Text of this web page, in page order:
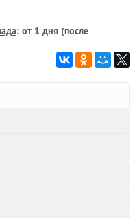
: от 1 дня (после